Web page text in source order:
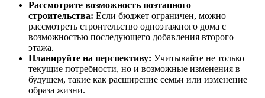
Рассмотрите возможность поэтапного
строительства: Если бюджет ограничен, можно
рассмотреть строительство одноэтажного дома с
возможностью последующего добавления второго
этажа.
Планируйте на перспективу: Учитывайте не только
текущие потребности, но и возможные изменения в
будущем, такие как расширение семьи или изменение
образа жизни.